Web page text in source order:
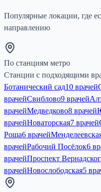
Популярные локации, где
направлению
По станциям метро
Станции с подходящими
Ботанический сад10 врачей
врачейСвиблово9 врачей
врачейМедведково8 врачей
врачейНоваторская7 врачей
Роща6 врачей
врачейРабочий Посёлок6
врачейПроспект
врачейНовослободская5